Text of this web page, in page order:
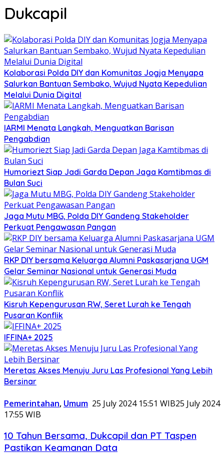
Dukcapil
Kolaborasi Polda DIY dan Komunitas Jogja Menyapa
Salurkan Bantuan Sembako, Wujud Nyata Kepedulian
Melalui Dunia Digital
IARMI Menata Langkah, Menguatkan Barisan
Pengabdian
Humoriezt Siap Jadi Garda Depan Jaga Kamtibmas di
Bulan Suci
Jaga Mutu MBG, Polda DIY Gandeng Stakeholder
Perkuat Pengawasan Pangan
RKP DIY bersama Keluarga Alumni Paskasarjana UGM
Gelar Seminar Nasional untuk Generasi Muda
Kisruh Kepengurusan RW, Seret Lurah ke Tengah
Pusaran Konflik
IFFINA+ 2025
Meretas Akses Menuju Juru Las Profesional Yang Lebih
Bersinar
Pemerintahan, Umum 25 July 2024 15:51 WIB25 July 2024
17:55 WIB
10 Tahun Bersama, Dukcapil dan PT Taspen
Pastikan Keamanan Data